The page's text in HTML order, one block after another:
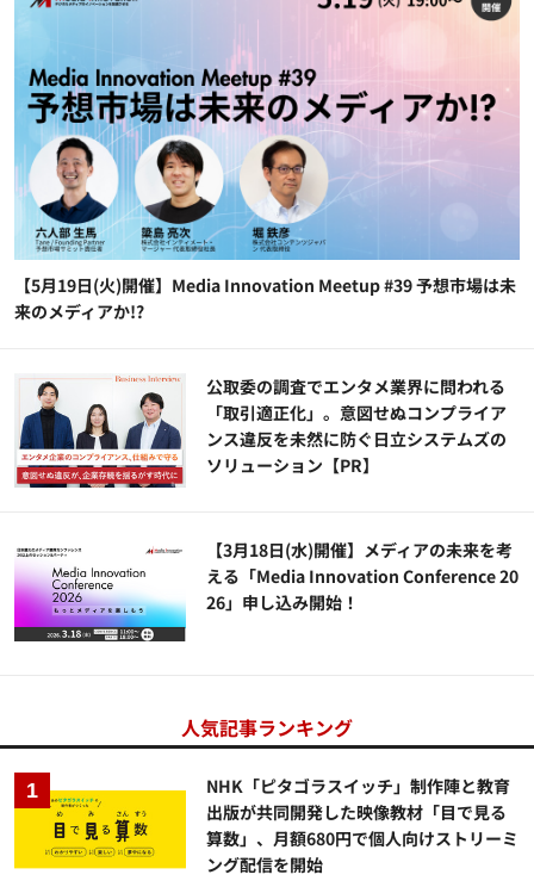
【5月19日(火)開催】Media Innovation Meetup #39 予想市場は未
来のメディアか!?
公​​取委の調査でエンタメ業界に問われる
「取引適正化」。意図せぬコンプライア
ンス違反を未然に防ぐ日立システムズの
ソリューション​【PR】
【3月18日(水)開催】メディアの未来を考
える「Media Innovation Conference 20
26」申し込み開始！
人気記事ランキング
NHK「ピタゴラスイッチ」制作陣と教育
出版が共同開発した映像教材「目で見る
算数」、月額680円で個人向けストリーミ
ング配信を開始